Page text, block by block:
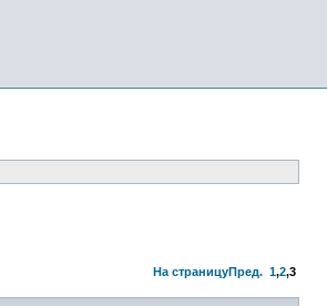
На страницуПред. 1,2,3